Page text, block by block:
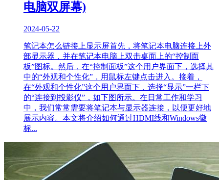
电脑双屏幕)
2024-05-22
笔记本怎么链接上显示屏首先，将笔记本电脑连接上外
部显示器，并在笔记本电脑上双击桌面上的“控制面
板”图标。然后，在“控制面板”这个用户界面下，选择其
中的“外观和个性化”，用鼠标左键点击进入。接着，
在“外观和个性化”这个用户界面下，选择“显示”一栏下
的“连接到投影仪”，如下图所示。在日常工作和学习
中，我们常常需要将笔记本与显示器连接，以便更好地
展示内容。本文将介绍如何通过HDMI线和Windows徽
标...